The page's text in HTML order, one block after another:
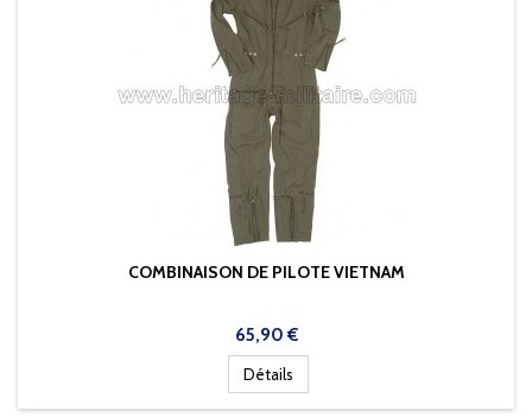
COMBINAISON DE PILOTE VIETNAM
Prix
65,90 €
Détails